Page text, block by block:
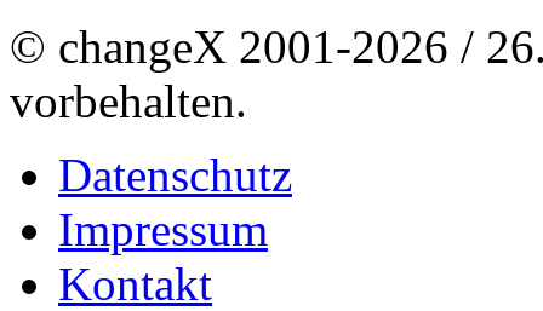
© changeX 2001-2026 /
vorbehalten.
Datenschutz
Impressum
Kontakt